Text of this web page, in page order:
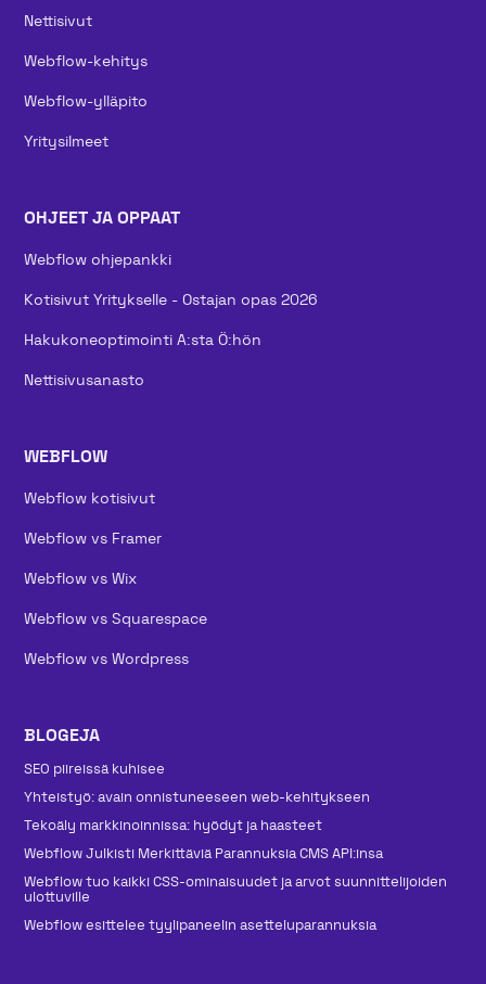
Nettisivut
Webflow-kehitys
Webflow-ylläpito
Yritysilmeet
OHJEET JA OPPAAT
Webflow ohjepankki
Kotisivut Yritykselle - Ostajan opas 2026
Hakukoneoptimointi A:sta Ö:hön
Nettisivusanasto
WEBFLOW
Webflow kotisivut
Webflow vs Framer
Webflow vs Wix
Webflow vs Squarespace
Webflow vs Wordpress
BLOGEJA
SEO piireissä kuhisee
Yhteistyö: avain onnistuneeseen web-kehitykseen
Tekoäly markkinoinnissa: hyödyt ja haasteet
Webflow Julkisti Merkittäviä Parannuksia CMS API:insa
Webflow tuo kaikki CSS-ominaisuudet ja arvot suunnittelijoiden
ulottuville
Webflow esittelee tyylipaneelin asetteluparannuksia